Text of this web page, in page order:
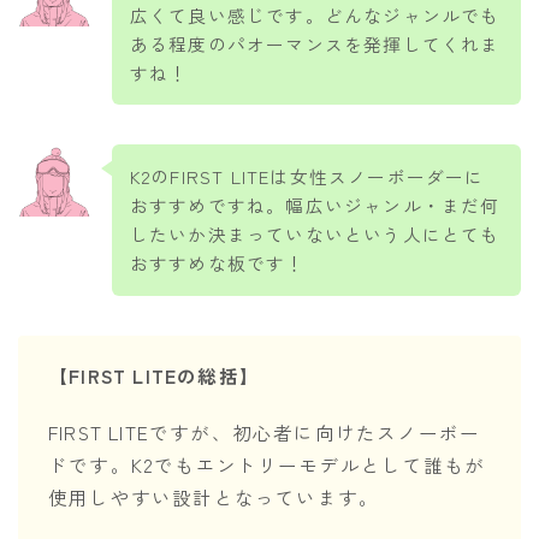
広くて良い感じです。どんなジャンルでも
ある程度のパオーマンスを発揮してくれま
すね！
K2のFIRST LITEは女性スノーボーダーに
おすすめですね。幅広いジャンル・まだ何
したいか決まっていないという人にとても
おすすめな板です！
【FIRST LITEの総括】
FIRST LITEですが、初心者に向けたスノーボー
ドです。K2でもエントリーモデルとして誰もが
使用しやすい設計となっています。